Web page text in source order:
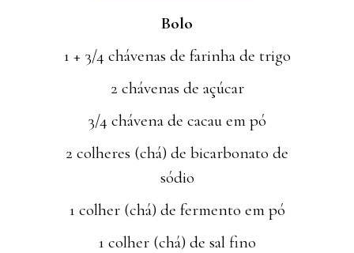
Bolo
1 + 3/4 chávenas de farinha de trigo
2 chávenas de açúcar
3/4 chávena de cacau em pó
2 colheres (chá) de bicarbonato de
sódio
1 colher (chá) de fermento em pó
1 colher (chá) de sal fino